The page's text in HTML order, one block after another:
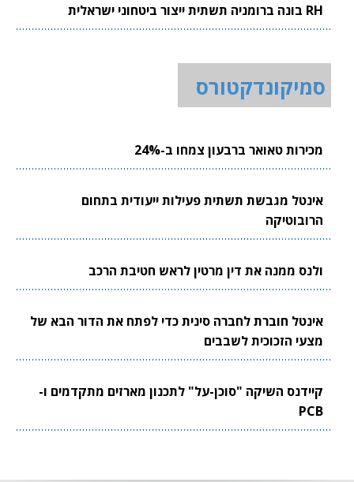
RH בונה ברומניה תשתית ייצור ביטחוני ישראלית
סמיקונדקטורס
מכירות טאואר ברבעון צמחו ב-24%
אינטל מגבשת תשתית פעילות ייעודית בתחום
הרובוטיקה
ולנס ממנה את דין מרטין לראש חטיבת הרכב
אינטל חוברת לחברה סינית כדי לפתח את הדור הבא של
מצעי הזכוכית לשבבים
קיידנס השיקה "סוכן-על" לתכנון מארזים מתקדמים ו-
PCB